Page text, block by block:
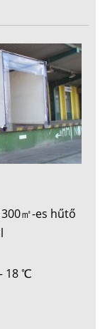
㎡-es hűtő
18 ℃